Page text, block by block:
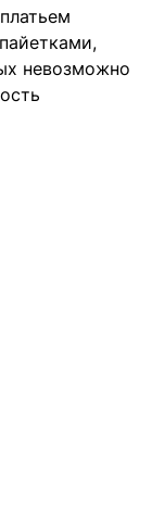
невозможно